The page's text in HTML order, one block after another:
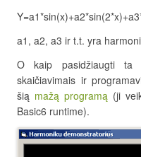
a1, a2, a3 ir t.t. yra
O kaip pasidžiaugti ta
skaičiavimais ir
šią mažą programą (ji
Basic6 runtime).